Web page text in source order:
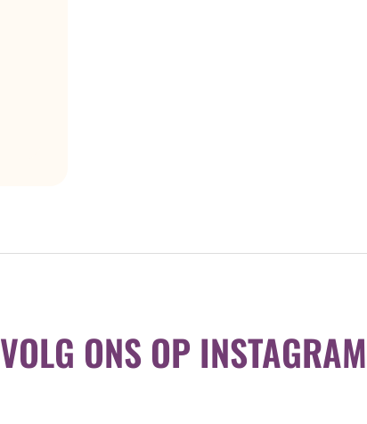
VOLG ONS OP INSTAGRAM